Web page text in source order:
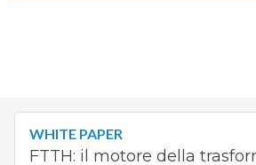
WHITE PAPER
FTTH: il motore della